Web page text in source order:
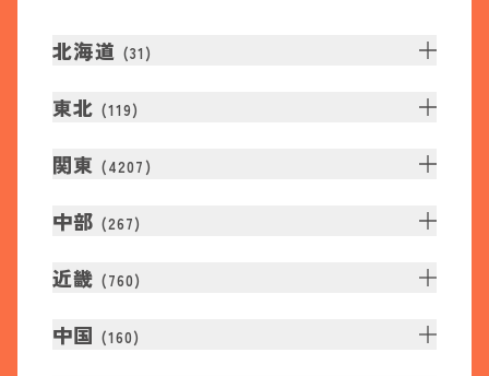
北海道 (31 )
東北 (119)
関東 (4207 )
中部 (267)
近畿 (760)
中国 (160)